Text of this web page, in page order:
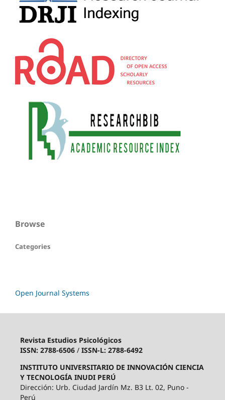
Browse
Categories
Open Journal Systems
Revista Estudios Psicológicos
ISSN: 2788-6506/ ISSN-L: 2788-6492
INSTITUTO UNIVERSITARIO DE INNOVACIÓN CIENCIA
Y TECNOLOGÍA INUDI PERÚ
Dirección: Urb. Ciudad Jardín Mz. B3 Lt. 02, Puno -
Perú